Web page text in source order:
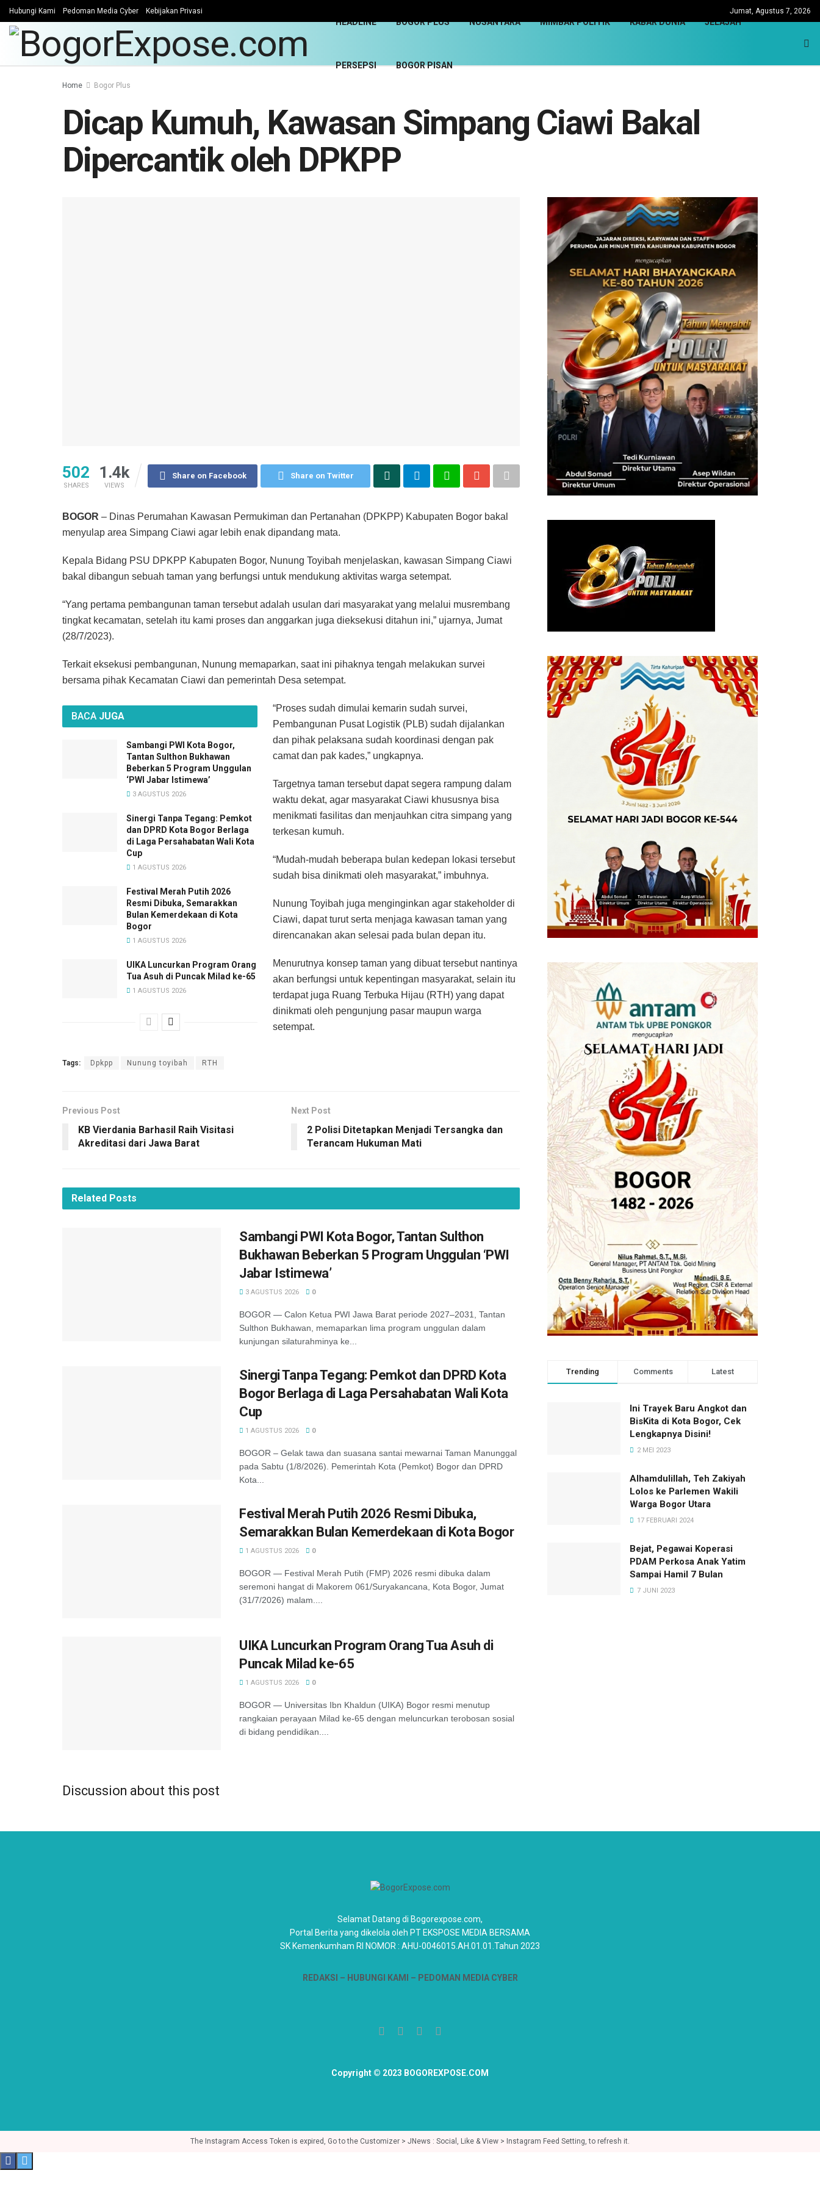
Hubungi Kami Pedoman Media Cyber Kebijakan Privasi Jumat, Agustus 7, 2026
HEADLINE BOGOR PLUS NUSANTARA MIMBAR POLITIK KABAR DUNIA JELAJAH
PERSEPSI BOGOR PISAN
Home Bogor Plus
Dicap Kumuh, Kawasan Simpang Ciawi Bakal
Dipercantik oleh DPKPP
502
SHARES
1.4k
VIEWS
Share on Facebook Share on Twitter
BOGOR – Dinas Perumahan Kawasan Permukiman dan Pertanahan (DPKPP) Kabupaten Bogor bakal
menyulap area Simpang Ciawi agar lebih enak dipandang mata.
Kepala Bidang PSU DPKPP Kabupaten Bogor, Nunung Toyibah menjelaskan, kawasan Simpang Ciawi
bakal dibangun sebuah taman yang berfungsi untuk mendukung aktivitas warga setempat.
“Yang pertama pembangunan taman tersebut adalah usulan dari masyarakat yang melalui musrembang
tingkat kecamatan, setelah itu kami proses dan anggarkan juga dieksekusi ditahun ini,” ujarnya, Jumat
(28/7/2023).
Terkait eksekusi pembangunan, Nunung memaparkan, saat ini pihaknya tengah melakukan survei
bersama pihak Kecamatan Ciawi dan pemerintah Desa setempat.
BACA JUGA
Sambangi PWI Kota Bogor,
Tantan Sulthon Bukhawan
Beberkan 5 Program Unggulan
‘PWI Jabar Istimewa’
3 AGUSTUS 2026
Sinergi Tanpa Tegang: Pemkot
dan DPRD Kota Bogor Berlaga
di Laga Persahabatan Wali Kota
Cup
1 AGUSTUS 2026
Festival Merah Putih 2026
Resmi Dibuka, Semarakkan
Bulan Kemerdekaan di Kota
Bogor
1 AGUSTUS 2026
UIKA Luncurkan Program Orang
Tua Asuh di Puncak Milad ke-65
1 AGUSTUS 2026
“Proses sudah dimulai kemarin sudah survei,
Pembangunan Pusat Logistik (PLB) sudah dijalankan
dan pihak pelaksana sudah koordinasi dengan pak
camat dan pak kades,” ungkapnya.
Targetnya taman tersebut dapat segera rampung dalam
waktu dekat, agar masyarakat Ciawi khususnya bisa
menikmati fasilitas dan menjauhkan citra simpang yang
terkesan kumuh.
“Mudah-mudah beberapa bulan kedepan lokasi tersebut
sudah bisa dinikmati oleh masyarakat,” imbuhnya.
Nunung Toyibah juga menginginkan agar stakeholder di
Ciawi, dapat turut serta menjaga kawasan taman yang
direncanakan akan selesai pada bulan depan itu.
Menurutnya konsep taman yang dibuat tersebut nantinya
akan berfungsi untuk kepentingan masyarakat, selain itu
terdapat juga Ruang Terbuka Hijau (RTH) yang dapat
dinikmati oleh pengunjung pasar maupun warga
setempat.
Tags: Dpkpp Nunung toyibah RTH
Previous Post
KB Vierdania Barhasil Raih Visitasi
Akreditasi dari Jawa Barat
Next Post
2 Polisi Ditetapkan Menjadi Tersangka dan
Terancam Hukuman Mati
Related Posts
Sambangi PWI Kota Bogor, Tantan Sulthon
Bukhawan Beberkan 5 Program Unggulan ‘PWI
Jabar Istimewa’
3 AGUSTUS 2026 0
BOGOR — Calon Ketua PWI Jawa Barat periode 2027–2031, Tantan
Sulthon Bukhawan, memaparkan lima program unggulan dalam
kunjungan silaturahminya ke...
Sinergi Tanpa Tegang: Pemkot dan DPRD Kota
Bogor Berlaga di Laga Persahabatan Wali Kota
Cup
1 AGUSTUS 2026 0
BOGOR – Gelak tawa dan suasana santai mewarnai Taman Manunggal
pada Sabtu (1/8/2026). Pemerintah Kota (Pemkot) Bogor dan DPRD
Kota...
Festival Merah Putih 2026 Resmi Dibuka,
Semarakkan Bulan Kemerdekaan di Kota Bogor
1 AGUSTUS 2026 0
BOGOR — Festival Merah Putih (FMP) 2026 resmi dibuka dalam
seremoni hangat di Makorem 061/Suryakancana, Kota Bogor, Jumat
(31/7/2026) malam....
UIKA Luncurkan Program Orang Tua Asuh di
Puncak Milad ke-65
1 AGUSTUS 2026 0
BOGOR — Universitas Ibn Khaldun (UIKA) Bogor resmi menutup
rangkaian perayaan Milad ke-65 dengan meluncurkan terobosan sosial
di bidang pendidikan....
Discussion about this post
Trending Comments Latest
Ini Trayek Baru Angkot dan
BisKita di Kota Bogor, Cek
Lengkapnya Disini!
2 MEI 2023
Alhamdulillah, Teh Zakiyah
Lolos ke Parlemen Wakili
Warga Bogor Utara
17 FEBRUARI 2024
Bejat, Pegawai Koperasi
PDAM Perkosa Anak Yatim
Sampai Hamil 7 Bulan
7 JUNI 2023
Selamat Datang di Bogorexpose.com,
Portal Berita yang dikelola oleh PT EKSPOSE MEDIA BERSAMA
SK Kemenkumham RI NOMOR : AHU-0046015.AH.01.01.Tahun 2023
REDAKSI – HUBUNGI KAMI – PEDOMAN MEDIA CYBER
Copyright © 2023 BOGOREXPOSE.COM
The Instagram Access Token is expired, Go to the Customizer > JNews : Social, Like & View > Instagram Feed Setting, to refresh it.